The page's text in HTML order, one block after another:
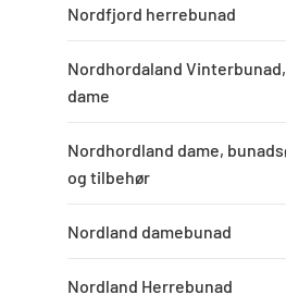
Nordfjord herrebunad
Nordhordaland Vinterbunad,
dame
Nordhordland dame,
og tilbehør
Nordland damebunad
Nordland Herrebunad